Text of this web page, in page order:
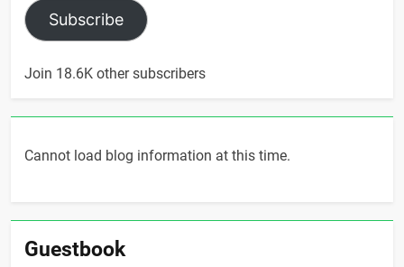
Subscribe
Join 18.6K other subscribers
Cannot load blog information at this time.
Guestbook